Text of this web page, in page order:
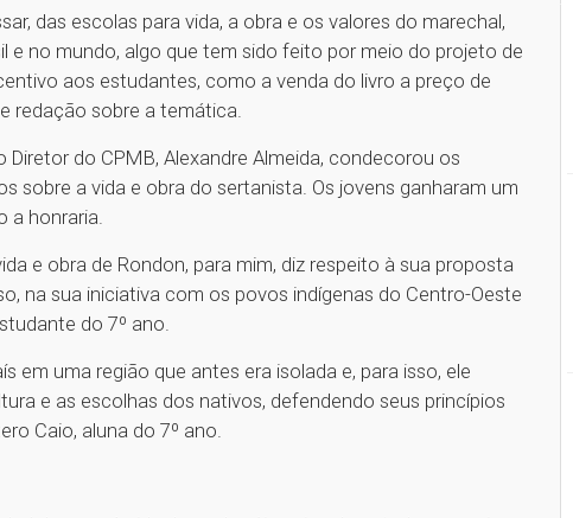
das escolas para vida, a obra e os valores do marechal,
e no mundo, algo que tem sido feito por meio do projeto de
aos estudantes, como a venda do livro a preço de
redação sobre a temática.
do CPMB, Alexandre Almeida, condecorou os
sobre a vida e obra do sertanista. Os jovens ganharam um
a honraria.
e obra de Rondon, para mim, diz respeito à sua proposta
na sua iniciativa com os povos indígenas do Centro-Oeste
do 7º ano.
em uma região que antes era isolada e, para isso, ele
e as escolhas dos nativos, defendendo seus princípios
Caio, aluna do 7º ano.